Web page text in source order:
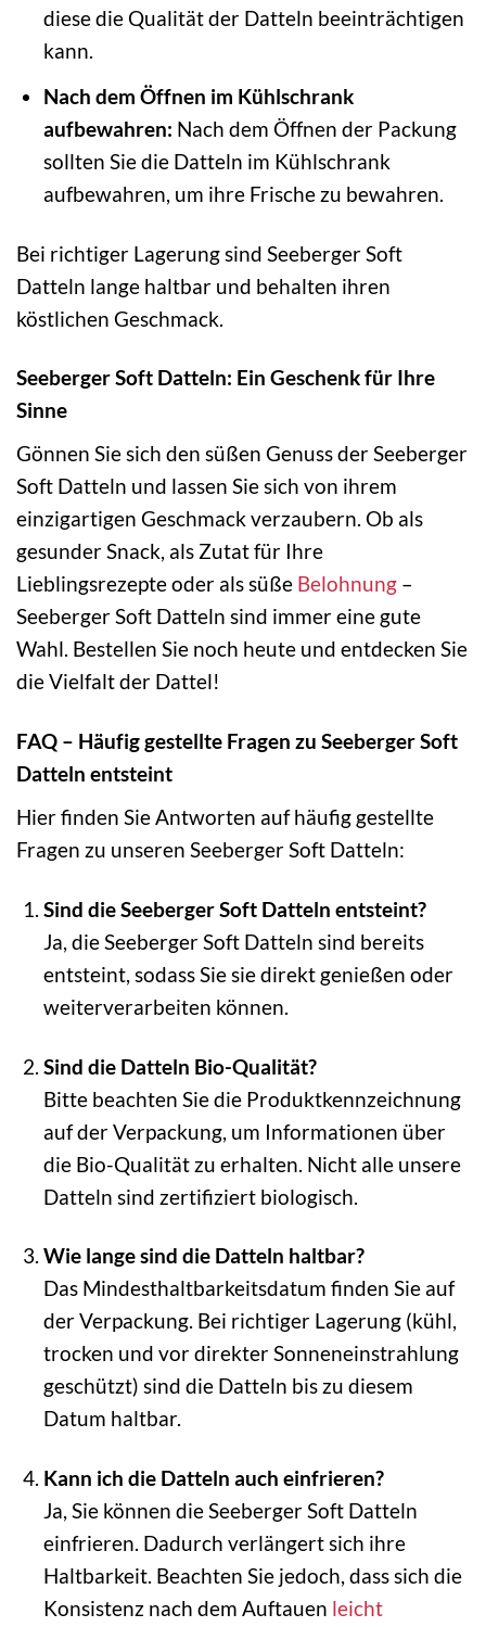
diese die Qualität der Datteln beeinträchtigen
kann.
Nach dem Öffnen im Kühlschrank
aufbewahren: Nach dem Öffnen der Packung
sollten Sie die Datteln im Kühlschrank
aufbewahren, um ihre Frische zu bewahren.
Bei richtiger Lagerung sind Seeberger Soft
Datteln lange haltbar und behalten ihren
köstlichen Geschmack.
Seeberger Soft Datteln: Ein Geschenk für Ihre
Sinne
Gönnen Sie sich den süßen Genuss der Seeberger
Soft Datteln und lassen Sie sich von ihrem
einzigartigen Geschmack verzaubern. Ob als
gesunder Snack, als Zutat für Ihre
Lieblingsrezepte oder als süße Belohnung –
Seeberger Soft Datteln sind immer eine gute
Wahl. Bestellen Sie noch heute und entdecken Sie
die Vielfalt der Dattel!
FAQ – Häufig gestellte Fragen zu Seeberger Soft
Datteln entsteint
Hier finden Sie Antworten auf häufig gestellte
Fragen zu unseren Seeberger Soft Datteln:
Sind die Seeberger Soft Datteln entsteint?
Ja, die Seeberger Soft Datteln sind bereits
entsteint, sodass Sie sie direkt genießen oder
weiterverarbeiten können.
Sind die Datteln Bio-Qualität?
Bitte beachten Sie die Produktkennzeichnung
auf der Verpackung, um Informationen über
die Bio-Qualität zu erhalten. Nicht alle unsere
Datteln sind zertifiziert biologisch.
Wie lange sind die Datteln haltbar?
Das Mindesthaltbarkeitsdatum finden Sie auf
der Verpackung. Bei richtiger Lagerung (kühl,
trocken und vor direkter Sonneneinstrahlung
geschützt) sind die Datteln bis zu diesem
Datum haltbar.
Kann ich die Datteln auch einfrieren?
Ja, Sie können die Seeberger Soft Datteln
einfrieren. Dadurch verlängert sich ihre
Haltbarkeit. Beachten Sie jedoch, dass sich die
Konsistenz nach dem Auftauen leicht